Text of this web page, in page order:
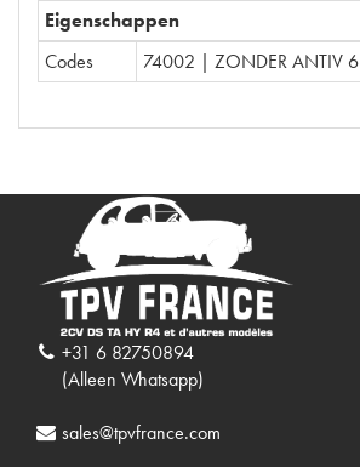
Eigenschappen
Codes
74002 | ZONDER ANTIV 6
+31 6 82750894
(Alleen Whatsapp)
sales@tpvfrance.com